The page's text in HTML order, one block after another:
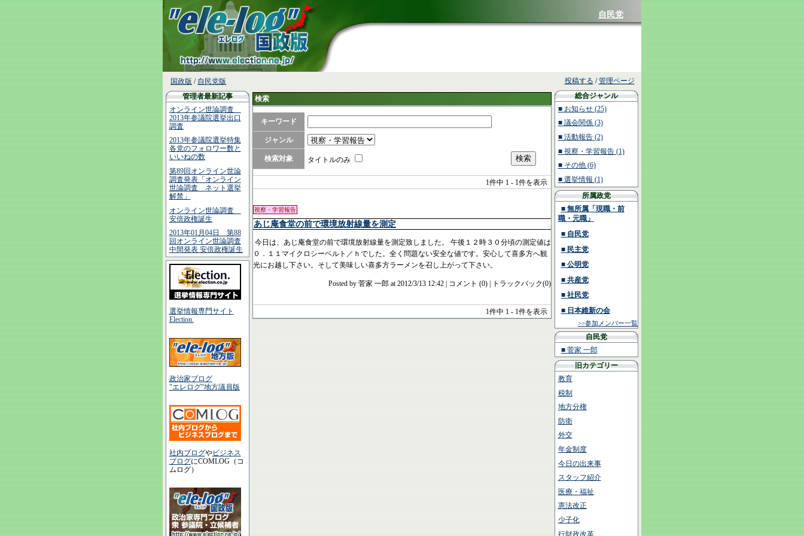
自民党
国政版/自民党版
管理者最新記事
オンライン世論調査
2013年参議院選挙出口
調査
2013年参議院選挙特集
各党のフォロワー数と
いいねの数
第89回オンライン世論
調査発表「オンライン
世論調査 ネット選挙
解禁」
オンライン世論調査
安倍政権誕生
2013年01月04日 第88
回オンライン世論調査
中間発表 安倍政権誕生
選挙情報専門サイト
Election.
政治家ブログ
"エレログ"地方議員版
社内ブログやビジネス
ブログにCOMLOG（コ
ムログ）
検索
キーワード
ジャンル
検索対象 タイトルのみ
1件中 1 - 1件を表示
視察・学習報告
あじ庵食堂の前で環境放射線量を測定
今日は、あじ庵食堂の前で環境放射線量を測定致しました。 午後１２時３０分頃の測定値は
０．１１マイクロシーベルト／ｈでした。全く問題ない安全な値です。安心して喜多方へ観
光にお越し下さい。そして美味しい喜多方ラーメンを召し上がって下さい。
Posted by 菅家 一郎 at 2012/3/13 12:42 | コメント (0) | トラックバック(0)
1件中 1 - 1件を表示
投稿する/管理ページ
総合ジャンル
■ お知らせ (25)
■ 議会関係 (3)
■ 活動報告 (2)
■ 視察・学習報告 (1)
■ その他 (6)
■ 選挙情報 (1)
所属政党
■ 無所属「現職・前
職・元職」
■ 自民党
■ 民主党
■ 公明党
■ 共産党
■ 社民党
■ 日本維新の会
>>参加メンバー一覧
自民党
■ 菅家 一郎
旧カテゴリー
教育
税制
地方分権
防衛
外交
年金制度
今日の出来事
スタッフ紹介
医療・福祉
憲法改正
少子化
行財政改革